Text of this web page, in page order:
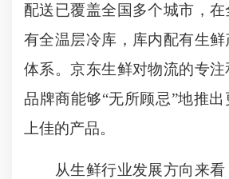
配送已覆盖全国多个城市，
有全温层冷库，库内配有生
体系。京东生鲜对物流的专
品牌商能够“无所顾忌”地推
上佳的产品。
从生鲜行业发展方向来